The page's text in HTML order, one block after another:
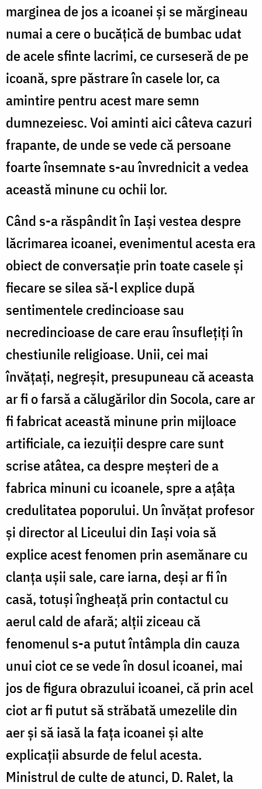
marginea de jos a icoanei şi se mărgineau
numai a cere o bucăţică de bumbac udat
de acele sfinte lacrimi, ce curseseră de pe
icoană, spre păstrare în casele lor, ca
amintire pentru acest mare semn
dumnezeiesc. Voi aminti aici câteva cazuri
frapante, de unde se vede că persoane
foarte însemnate s-au învrednicit a vedea
această minune cu ochii lor.
Când s-a răspândit în Iaşi vestea despre
lăcrimarea icoanei, evenimentul acesta era
obiect de conversaţie prin toate casele şi
fiecare se silea să-l explice după
sentimentele credincioase sau
necredincioase de care erau însufleţiţi în
chestiunile religioase. Unii, cei mai
învăţaţi, negreşit, presupuneau că aceasta
ar fi o farsă a călugărilor din Socola, care ar
fi fabricat această minune prin mijloace
artificiale, ca iezuiţii despre care sunt
scrise atâtea, ca despre meşteri de a
fabrica minuni cu icoanele, spre a aţâţa
credulitatea poporului. Un învăţat profesor
şi director al Liceului din Iaşi voia să
explice acest fenomen prin asemănare cu
clanţa uşii sale, care iarna, deşi ar fi în
casă, totuşi îngheaţă prin contactul cu
aerul cald de afară; alţii ziceau că
fenomenul s-a putut întâmpla din cauza
unui ciot ce se vede în dosul icoanei, mai
jos de figura obrazului icoanei, că prin acel
ciot ar fi putut să străbată umezelile din
aer şi să iasă la faţa icoanei şi alte
explicaţii absurde de felul acesta.
Ministrul de culte de atunci, D. Ralet, la